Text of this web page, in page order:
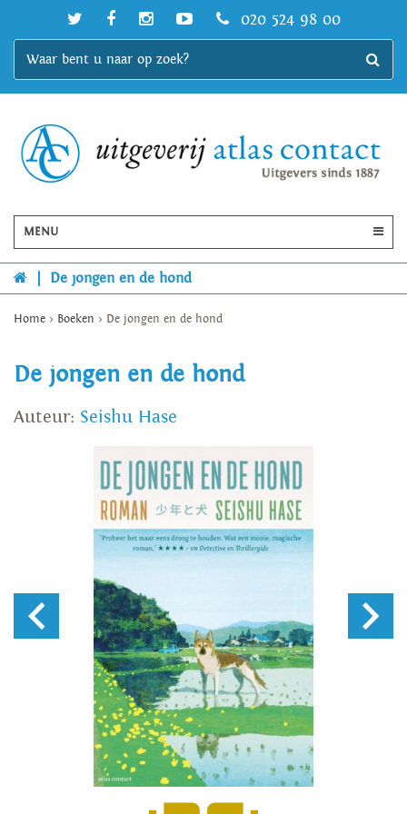
020 524 98 00
MENU
De jongen en de hond
Home > Boeken > De jongen en de hond
De jongen en de hond
Auteur: Seishu Hase